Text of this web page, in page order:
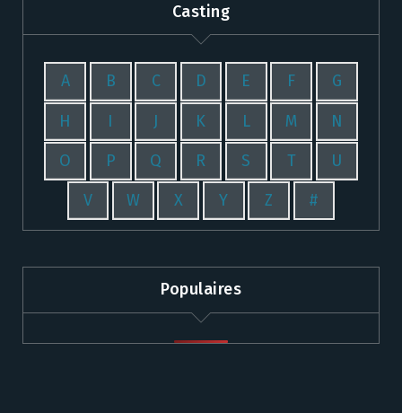
Casting
A B C D E F G
H I J K L M N
O P Q R S T U
V W X Y Z #
Populaires